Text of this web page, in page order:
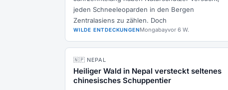
jeden Schneeleoparden in den Bergen
Zentralasiens zu zählen. Doch
WILDE ENTDECKUNGENMongabayvor 6 W.
🇳🇵 NEPAL
Heiliger Wald in Nepal versteckt seltenes
chinesisches Schuppentier